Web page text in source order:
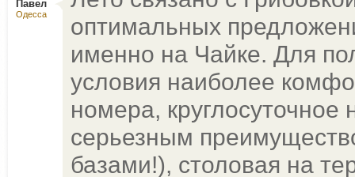
Павел
Одесса
оптимальных
именно на Чайке. Для
условия наиболее
номера,
серьезным
базами!), столовая на